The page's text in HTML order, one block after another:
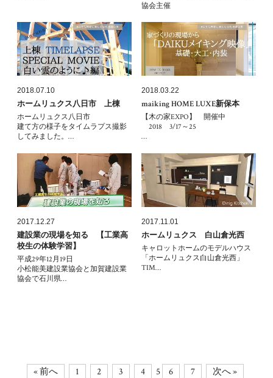
協会主催
2018.07.10
ホームリュクス八日市 上棟
ホームリュクス八日市
建て方の様子をタイムラプス撮影
してみました。…
2018.03.22
maiking HOME LUXE新保本
【木の家EXPO】 開催中
2018 3/17～25
…
2017.12.27
建設業の現場を知る 【工業高
校生の体験学習】
平成29年12月19日
小松能美建設業協会と加賀建設業
協会で石川県…
2017.11.01
ホームリュクス 白山倉光西
キャロットホームのモデルハウス
「ホームリュクス白山倉光西」
TIM…
« 前へ 1 2 3 4 5 6 7 次へ »